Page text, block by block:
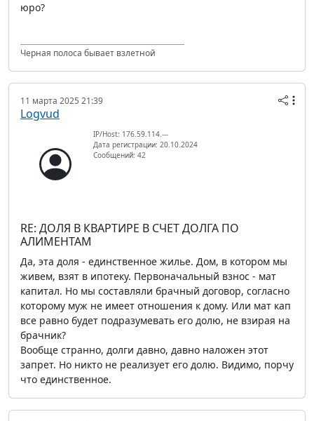
юро?
Черная полоса бывает взлетной
11 марта 2025 21:39
Logvud
IP/Host: 176.59.114.---
Дата регистрации: 20.10.2024
Сообщений: 42
RE: ДОЛЯ В КВАРТИРЕ В СЧЕТ ДОЛГА ПО
АЛИМЕНТАМ
Да, эта доля - единственное жилье. Дом, в котором мы
живем, взят в ипотеку. Первоначальный взнос - мат
капитал. Но мы составляли брачный договор, согласно
которому муж не имеет отношения к дому. Или мат кап
все равно будет подразумевать его долю, не взирая на
брачник?
Вообще странно, долги давно, давно наложен этот
запрет. Но никто не реализует его долю. Видимо, порчу
что единственное.